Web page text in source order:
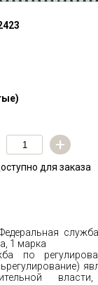
+
для заказа
1 марка
по